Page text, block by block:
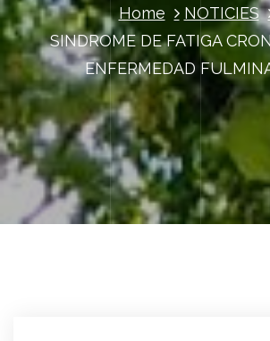
Home
NOTICIES
SINDROME DE FATIGA
ENFERMEDAD